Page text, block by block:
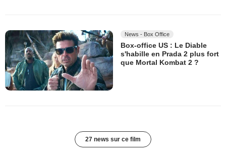
News - Box Office
Box-office US : Le Diable
s'habille en Prada 2 plus fort
que Mortal Kombat 2 ?
27 news sur ce film